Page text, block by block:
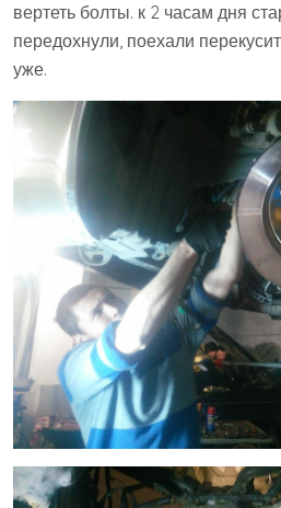
вертеть болты. к 2 часам дня
передохнули, поехали
уже.